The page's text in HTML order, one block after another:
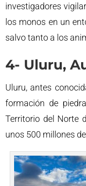
investigadores
los monos en un
salvo tanto a los
4- Uluru,
Uluru, antes
formación de
Territorio del Norte
unos 500 millones